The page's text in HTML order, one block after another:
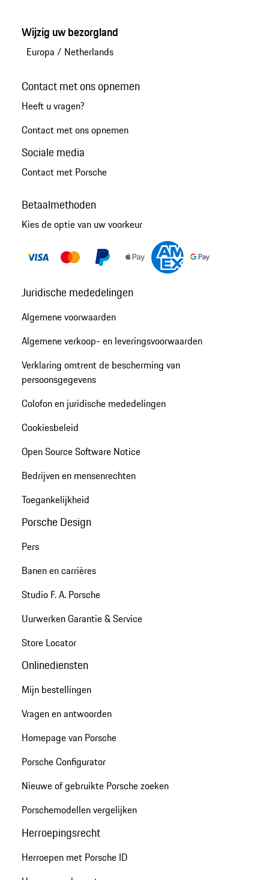
Wijzig uw bezorgland
Europa / Netherlands
Contact met ons opnemen
Heeft u vragen?
Contact met ons opnemen
Sociale media
Contact met Porsche
Betaalmethoden
Kies de optie van uw voorkeur
Juridische mededelingen
Algemene voorwaarden
Algemene verkoop- en leveringsvoorwaarden
Verklaring omtrent de bescherming van
persoonsgegevens
Colofon en juridische mededelingen
Cookiesbeleid
Open Source Software Notice
Bedrijven en mensenrechten
Toegankelijkheid
Porsche Design
Pers
Banen en carrières
Studio F. A. Porsche
Uurwerken Garantie & Service
Store Locator
Onlinediensten
Mijn bestellingen
Vragen en antwoorden
Homepage van Porsche
Porsche Configurator
Nieuwe of gebruikte Porsche zoeken
Porschemodellen vergelijken
Herroepingsrecht
Herroepen met Porsche ID